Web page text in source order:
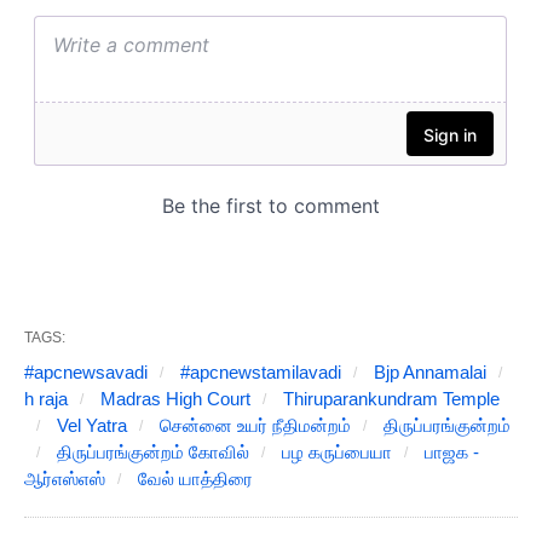
TAGS:
#apcnewsavadi #apcnewstamilavadi
Bjp Annamalai
h raja
Madras High Court
Thiruparankundram Temple
Vel Yatra
சென்னை உயர் நீதிமன்றம்
திருப்பரங்குன்றம்
திருப்பரங்குன்றம் கோவில்
பழ கருப்பையா
பாஜக -
ஆர்எஸ்எஸ்
வேல் யாத்திரை